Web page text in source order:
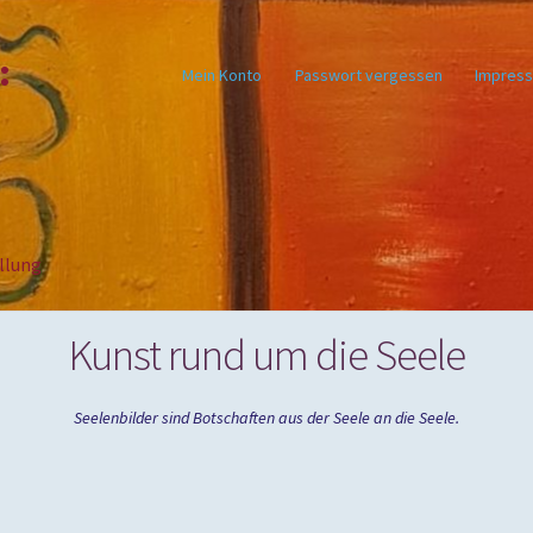
Mein Konto Passwort vergessen
Kunst rund um die Seele
Seelenbilder sind Botschaften aus der Seele an die Seele.